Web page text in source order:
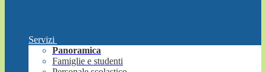
Servizi
Panoramica
Famiglie e studenti